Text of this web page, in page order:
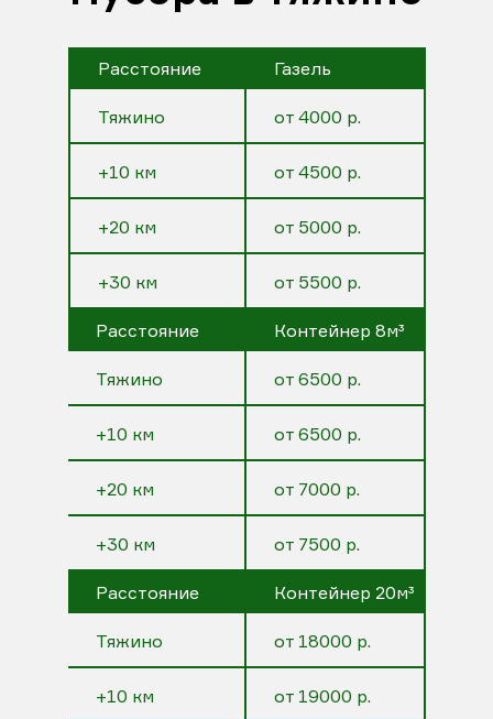
Расстояние
Тяжино
+10 км
+20 км
+30 км
Газель
от 4000 р.
от 4500 р.
от 5000 р.
от 5500 р.
Расстояние
Тяжино
+10 км
+20 км
+30 км
Контейнер 8м³
от 6500 р.
от 6500 р.
от 7000 р.
от 7500 р.
Расстояние
Тяжино
+10 км
Контейнер 20м³
от 18000 р.
от 19000 р.